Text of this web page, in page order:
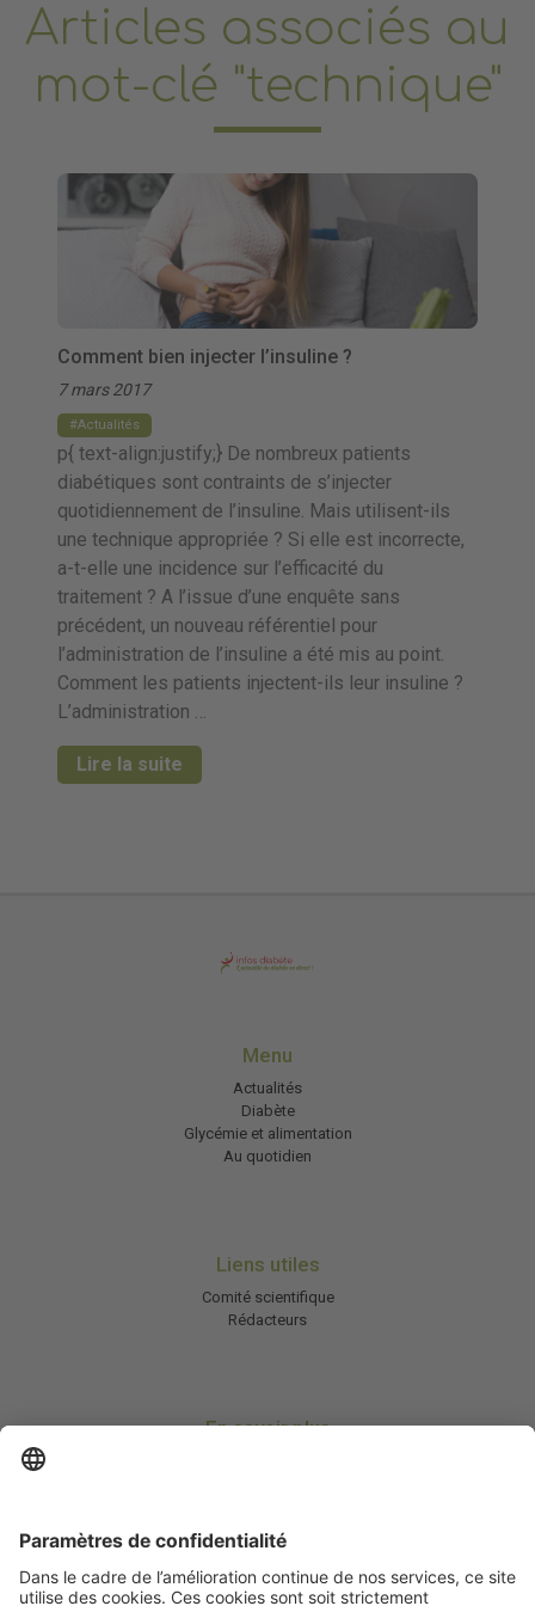
Articles associés au
mot-clé "technique"
Comment bien injecter l’insuline ?
7 mars 2017
Actualités
p{ text-align:justify;} De nombreux patients
diabétiques sont contraints de s’injecter
quotidiennement de l’insuline. Mais utilisent-ils
une technique appropriée ? Si elle est incorrecte,
a-t-elle une incidence sur l’efficacité du
traitement ? A l’issue d’une enquête sans
précédent, un nouveau référentiel pour
l’administration de l’insuline a été mis au point.
Comment les patients injectent-ils leur insuline ?
L’administration …
Lire la suite
Menu
Actualités
Diabète
Glycémie et alimentation
Au quotidien
Liens utiles
Comité scientifique
Rédacteurs
En savoir plus